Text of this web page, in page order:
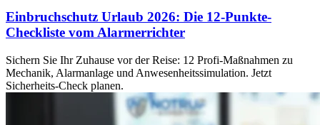
Einbruchschutz Urlaub 2026: Die 12-Punkte-
Checkliste vom Alarmerrichter
Sichern Sie Ihr Zuhause vor der Reise: 12 Profi-Maßnahmen zu
Mechanik, Alarmanlage und Anwesenheitssimulation. Jetzt
Sicherheits-Check planen.